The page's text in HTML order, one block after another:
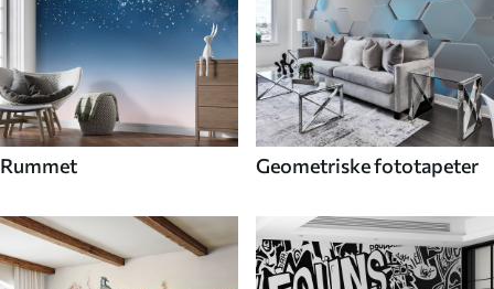
Rummet Geometriske fototapeter